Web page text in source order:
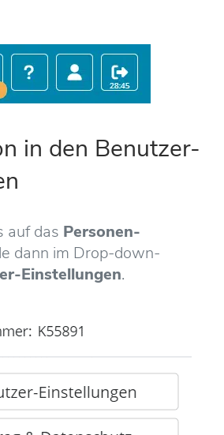
in den Benutzer-
auf das Personen-
dann im Drop-down-
Einstellungen.